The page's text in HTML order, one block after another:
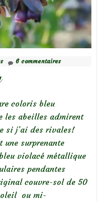
6 commentaires
coloris bleu
les abeilles admirent
si j’ai des rivales!
une surprenante
violacé métallique
pendantes
couvre-sol de 50
ou mi-